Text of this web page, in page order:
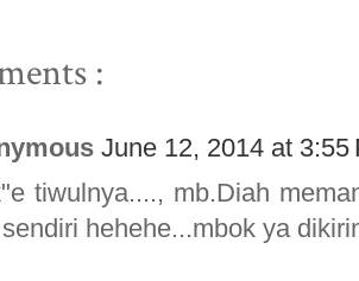
:
June 12, 2014 at 3:55
tiwulnya...., mb.Diah
hehehe...mbok ya